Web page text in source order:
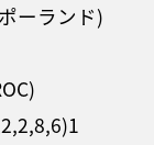
ーランド)